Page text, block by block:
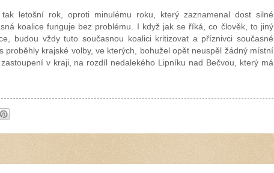
letošní rok, oproti minulému roku, který zaznamenal dost silné
koalice funguje bez problému. I když jak se říká, co člověk, to jiný
budou vždy tuto současnou koalici kritizovat a příznivci současné
proběhly krajské volby, ve kterých, bohužel opět neuspěl žádný místní
v kraji, na rozdíl nedalekého Lipníku nad Bečvou, který má